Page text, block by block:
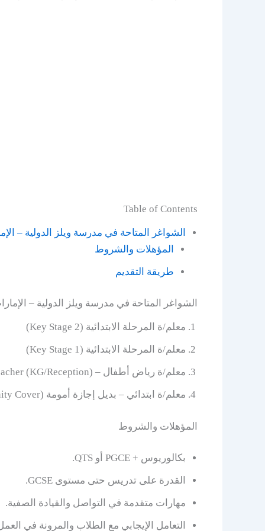
Table of Contents
الشواغر المتاحة في مدرسة ويلز الدولية –
المؤهلات والشروط
طريقة التقديم
الشواغر المتاحة في مدرسة ويلز الدولية –
معلم/ة المرحلة الابتدائية (Key Stage 2)
معلم/ة المرحلة الابتدائية (Key Stage 1)
معلم/ة رياض أطفال – EYFS Teacher (KG/Reception)
معلم/ة ابتدائي – بديل إجازة أمومة (Maternity Cover)
المؤهلات والشروط
بكالوريوس + PGCE أو QTS.
القدرة على تدريس حتى مستوى GCSE.
مهارات متقدمة في التواصل والقيادة الصفية.
التعامل الإيجابي مع الطلاب والمرونة في